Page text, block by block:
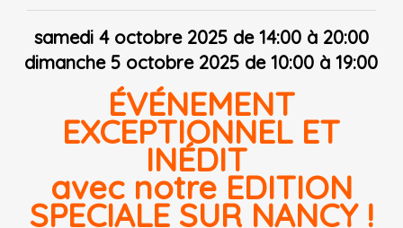
samedi 4 octobre 2025 de 14:00 à 20:00
dimanche 5 octobre 2025 de 10:00 à 19:00
ÉVÉNEMENT
EXCEPTIONNEL ET
INÉDIT
avec notre EDITION
SPECIALE SUR NANCY !